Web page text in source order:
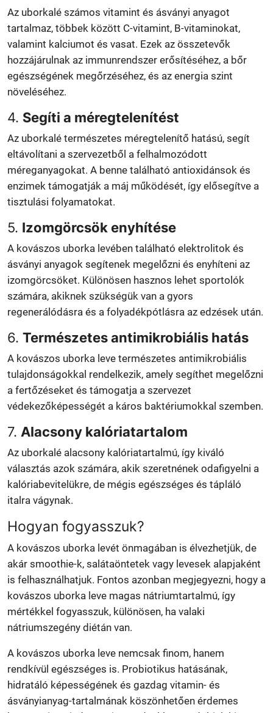
Az uborkalé számos vitamint és ásványi anyagot
tartalmaz, többek között C-vitamint, B-vitaminokat,
valamint kalciumot és vasat. Ezek az összetevők
hozzájárulnak az immunrendszer erősítéséhez, a bőr
egészségének megőrzéséhez, és az energia szint
növeléséhez.
4. Segíti a méregtelenítést
Az uborkalé természetes méregtelenítő hatású, segít
eltávolítani a szervezetből a felhalmozódott
méreganyagokat. A benne található antioxidánsok és
enzimek támogatják a máj működését, így elősegítve a
tisztulási folyamatokat.
5. Izomgörcsök enyhítése
A kovászos uborka levében található elektrolitok és
ásványi anyagok segítenek megelőzni és enyhíteni az
izomgörcsöket. Különösen hasznos lehet sportolók
számára, akiknek szükségük van a gyors
regenerálódásra és a folyadékpótlásra az edzések után.
6. Természetes antimikrobiális hatás
A kovászos uborka leve természetes antimikrobiális
tulajdonságokkal rendelkezik, amely segíthet megelőzni
a fertőzéseket és támogatja a szervezet
védekezőképességét a káros baktériumokkal szemben.
7. Alacsony kalóriatartalom
Az uborkalé alacsony kalóriatartalmú, így kiváló
választás azok számára, akik szeretnének odafigyelni a
kalóriabevitelükre, de mégis egészséges és tápláló
italra vágynak.
Hogyan fogyasszuk?
A kovászos uborka levét önmagában is élvezhetjük, de
akár smoothie-k, salátaöntetek vagy levesek alapjaként
is felhasználhatjuk. Fontos azonban megjegyezni, hogy a
kovászos uborka leve magas nátriumtartalmú, így
mértékkel fogyasszuk, különösen, ha valaki
nátriumszegény diétán van.
A kovászos uborka leve nemcsak finom, hanem
rendkívül egészséges is. Probiotikus hatásának,
hidratáló képességének és gazdag vitamin- és
ásványianyag-tartalmának köszönhetően érdemes